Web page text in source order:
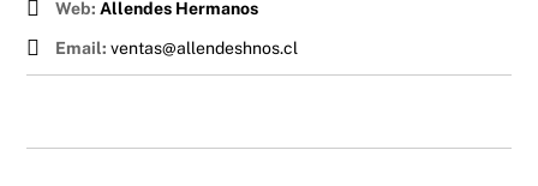
Web: Allendes Hermanos
Email: ventas@allendeshnos.cl